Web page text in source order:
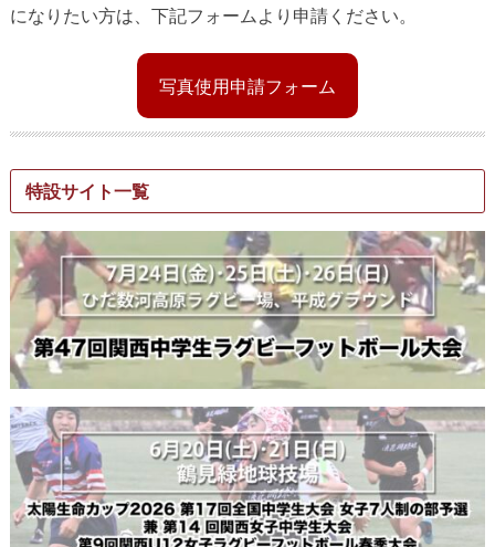
になりたい方は、下記フォームより申請ください。
写真使用申請フォーム
特設サイト一覧